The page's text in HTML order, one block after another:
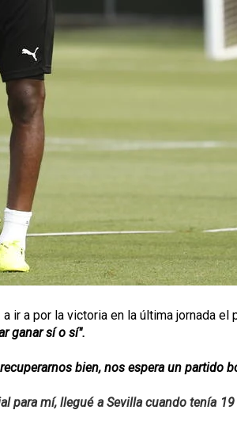
a por la victoria en la última jornada el
ganar sí o sí".
bien, nos espera un partido
para mí, llegué a Sevilla cuando tenía